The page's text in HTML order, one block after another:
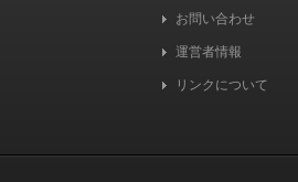
お問い合わせ
運営者情報
リンクについて